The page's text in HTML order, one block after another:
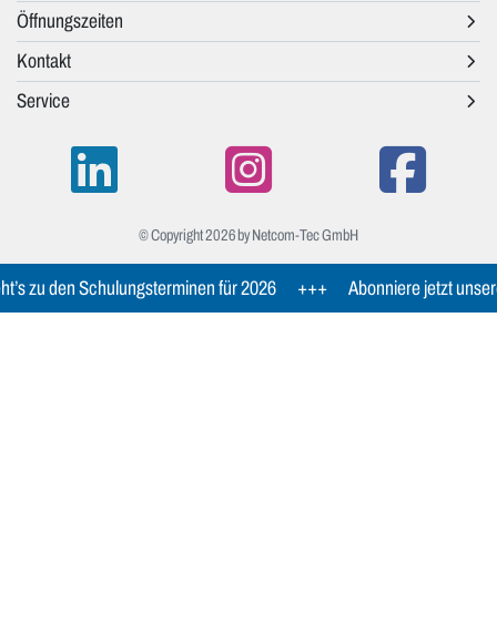
Öffnungszeiten
Kontakt
Service
© Copyright 2026 by Netcom-Tec GmbH
zu den Schulungsterminen für 2026 +++ Abonniere jetzt